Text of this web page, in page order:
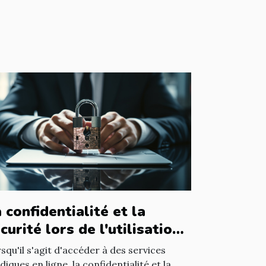
confidentialité et la
lors de l'utilisation
avocat en ligne
s'agit d'accéder à des services